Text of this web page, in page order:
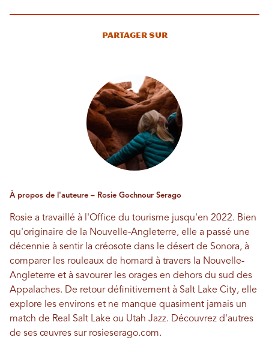
Partager sur
À propos de l'auteure – Rosie Gochnour Serago
Rosie a travaillé à l'Office du tourisme jusqu'en 2022. Bien
qu'originaire de la Nouvelle-Angleterre, elle a passé une
décennie à sentir la créosote dans le désert de Sonora, à
comparer les rouleaux de homard à travers la Nouvelle-
Angleterre et à savourer les orages en dehors du sud des
Appalaches. De retour définitivement à Salt Lake City, elle
explore les environs et ne manque quasiment jamais un
match de Real Salt Lake ou Utah Jazz. Découvrez d'autres
de ses œuvres sur rosieserago.com.